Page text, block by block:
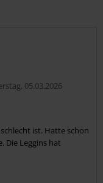
05.03.2026
ist. Hatte schon
Die Leggins hat